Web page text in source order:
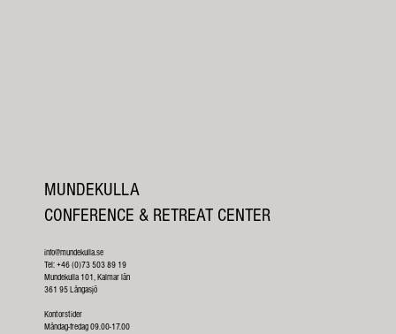
MUNDEKULLA
CONFERENCE & RETREAT CENTER
info@mundekulla.se
Tel: +46 (0)73 503 89 19
Mundekulla 101, Kalmar län
361 95 Långasjö
Kontorstider
Måndag-fredag 09.00-17.00